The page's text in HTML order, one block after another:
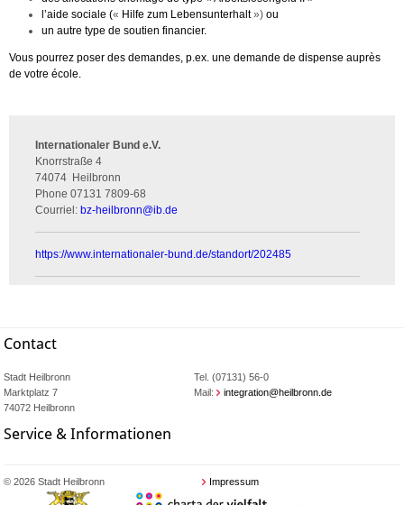
l’aide sociale (« Hilfe zum Lebensunterhalt») ou
un autre type de soutien financier.
Vous pourrez poser des demandes, p.ex. une demande de dispense auprès
de votre école.
Internationaler Bund e.V.
Knorrstraße 4
74074 Heilbronn
Phone 07131 7809-68
Courriel: bz-heilbronn@ib.de
https://www.internationaler-bund.de/standort/202485
Contact
Stadt Heilbronn
Marktplatz 7
74072 Heilbronn
Tel. (07131) 56-0
Mail:
integration@heilbronn.de
Service & Informationen
© 2026 Stadt Heilbronn Impressum